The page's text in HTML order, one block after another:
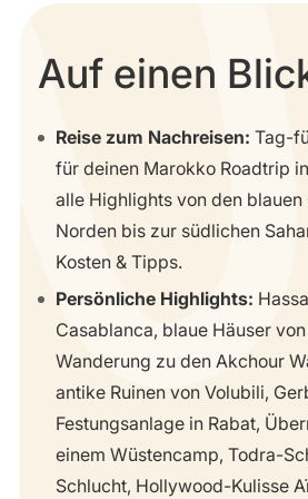
Auf einen
Reise zum Nachreisen: Tag-
für deinen Marokko Roadtrip
alle Highlights von den blauen
Norden bis zur südlichen
Kosten & Tipps.
Persönliche Highlights:
Casablanca, blaue Häuser
Wanderung zu den Akchour
antike Ruinen von Volubili,
Festungsanlage in Rabat,
einem Wüstencamp, Todra-
Schlucht, Hollywood-Kulisse